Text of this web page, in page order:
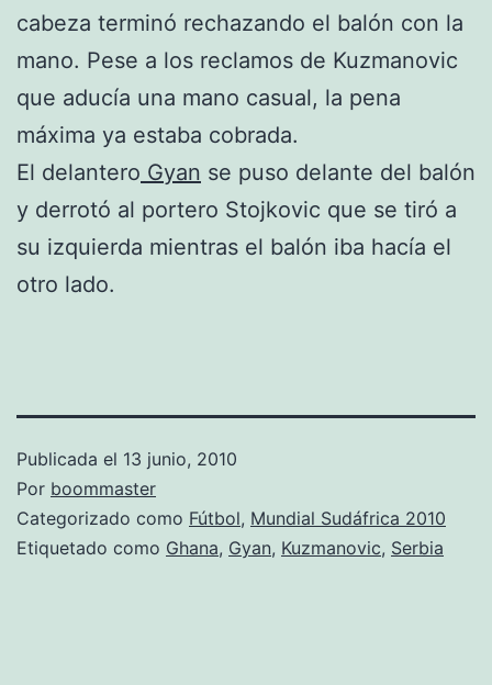
cabeza terminó rechazando el balón con la
mano. Pese a los reclamos de Kuzmanovic
que aducía una mano casual, la pena
máxima ya estaba cobrada.
El delantero Gyan se puso delante del balón
y derrotó al portero Stojkovic que se tiró a
su izquierda mientras el balón iba hacía el
otro lado.
Publicada el 13 junio, 2010
Por boommaster
Categorizado como Fútbol, Mundial Sudáfrica 2010
Etiquetado como Ghana, Gyan, Kuzmanovic, Serbia